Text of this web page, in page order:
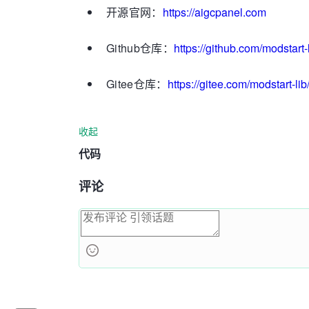
开源官网： https://aigcpanel.com
Github仓库： https://github.com/
Gitee仓库： https://gitee.com/modstart-
收起
代码
评论